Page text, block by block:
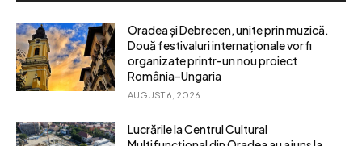
Oradea și Debrecen, unite prin muzică.
Două festivaluri internaționale vor fi
organizate printr-un nou proiect
România–Ungaria
AUGUST 6, 2026
Lucrările la Centrul Cultural